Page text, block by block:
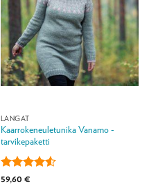
LANGAT
Kaarrokeneuletunika Vanamo -
tarvikepaketti
Arvostelu
59,60 €